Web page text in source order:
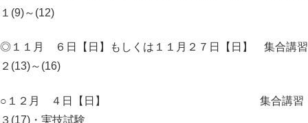
１(9)～(12)
◎１１月 ６日【日】もしくは１１月２７日【日】 集合講習
２(13)～(16)
○１２月 ４日【日】 集合講習
３(17)・実技試験